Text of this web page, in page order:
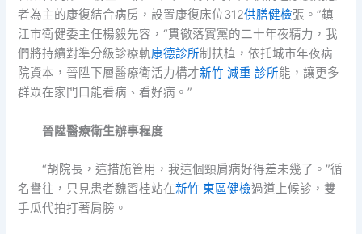
者為主的康復結合病房，設置康復床位312供膳健檢張。”鎮
江市衛健委主任楊毅先容，“貫徹落實黨的二十年夜精力，我
們將持續對準分級診療軌康德診所制扶植，依托城市年夜病
院資本，晉陞下層醫療衛活力構才新竹 減重 診所能，讓更多
群眾在家門口能看病、看好病。”
晉陞醫療衛生辦事程度
“胡院長，這措施管用，我這個頸肩病好得差未幾了。”循
名譽往，只見患者魏習桂站在新竹 東區健檢過道上候診，雙
手瓜代拍打著肩膀。